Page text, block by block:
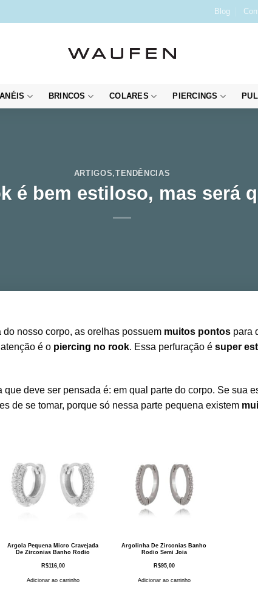
Blog
ANÉIS BRINCOS COLARES PIERCINGS
ARTIGOS,TENDÊNCIAS
é bem estiloso, mas será
nosso corpo, as orelhas possuem muitos pontos para
é o piercing no rook. Essa perfuração é super
deve ser pensada é: em qual parte do corpo. Se sua
de se tomar, porque só nessa parte pequena existem
Argola Pequena Micro Cravejada
De Zirconias Banho Rodio
R$116,00
Adicionar ao carrinho
Argolinha De Zirconias Banho
Rodio Semi Joia
R$95,00
Adicionar ao carrinho